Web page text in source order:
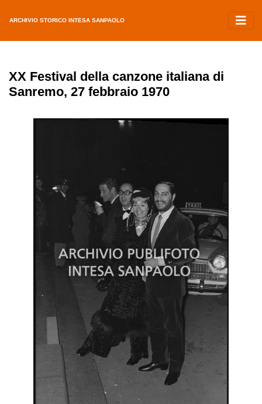
ARCHIVIO STORICO INTESA SANPAOLO
XX Festival della canzone italiana di
Sanremo, 27 febbraio 1970